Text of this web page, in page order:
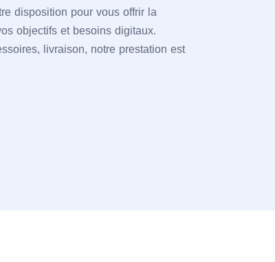
disposition pour vous offrir la
objectifs et besoins digitaux.
livraison, notre prestation est